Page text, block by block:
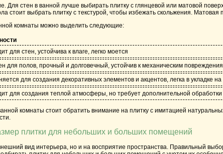
Для стен в ванной лучше выбирать плитку с глянцевой или матовой
стоит выбрать плитку с текстурой, чтобы избежать скольжения.
комнаты можно выделить следующие:
для стен, устойчива к влаге, легко моется
для полов, прочный и долговечный, устойчив к механическим
для создания декоративных элементов и акцентов, легка в укладке
для создания теплой атмосферы, но требует дополнительной
комнаты стоит обратить внимание на плитку с имитацией
плитки для небольших и больших помещений
вид интерьера, но и на восприятие пространства. Правильный